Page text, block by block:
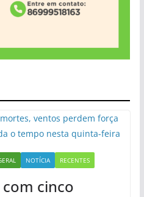
NOTÍCIA RECENTES
cinco